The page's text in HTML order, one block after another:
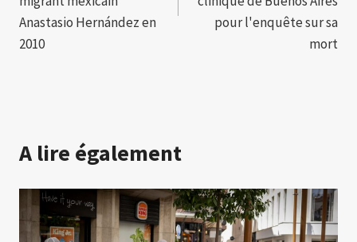
Anastasio Hernández en
2010
pour l'enquête sur sa
mort
A lire également